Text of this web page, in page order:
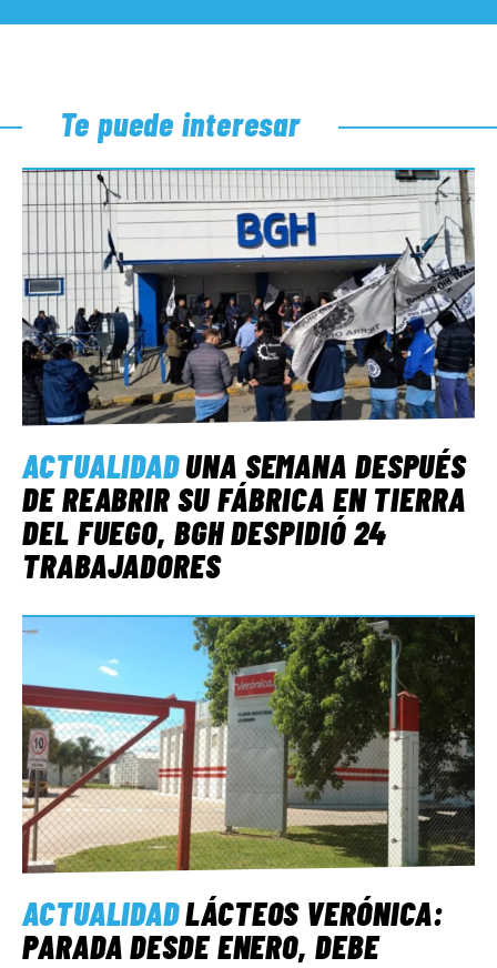
Te puede interesar
ACTUALIDADUNA SEMANA DESPUÉS
DE REABRIR SU FÁBRICA EN TIERRA
DEL FUEGO, BGH DESPIDIÓ 24
TRABAJADORES
ACTUALIDADLÁCTEOS VERÓNICA:
PARADA DESDE ENERO, DEBE